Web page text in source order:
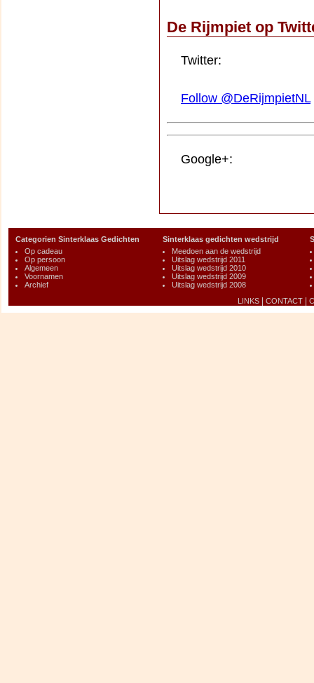
De Rijmpiet op
Twitter:
Follow @DeRijmpietNL
Google+:
Categorien Sinterklaas Gedichten
Op cadeau
Op persoon
Algemeen
Voornamen
Archief
Sinterklaas gedichten wedstrijd
Meedoen aan de wedstrijd
Uitslag wedstrijd 2011
Uitslag wedstrijd 2010
Uitslag wedstrijd 2009
Uitslag wedstrijd 2008
LINKS| CONTACT|